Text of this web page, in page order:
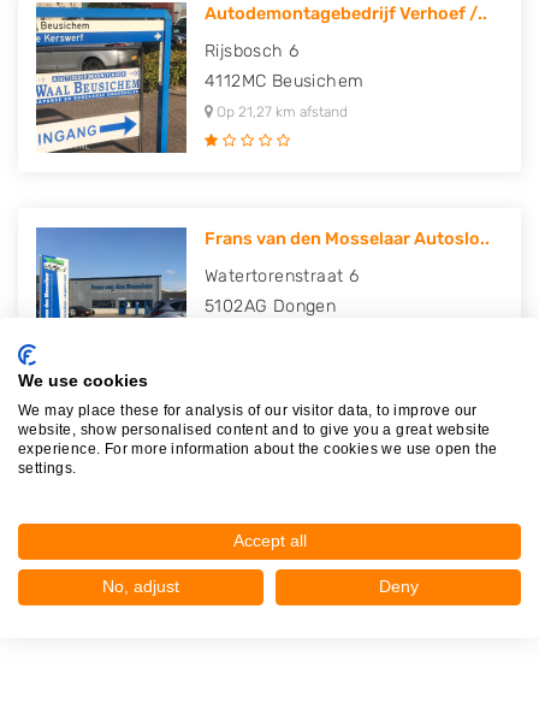
Autodemontagebedrijf Verhoef /..
Rijsbosch 6
4112MC Beusichem
Op 21,27 km afstand
Frans van den Mosselaar Autoslo..
Watertorenstraat 6
5102AG Dongen
4921DV
Made
Op 23,31 km afstand
We use cookies
We may place these for analysis of our visitor data, to improve our
website, show personalised content and to give you a great website
experience. For more information about the cookies we use open the
settings.
Accept all
No, adjust Deny